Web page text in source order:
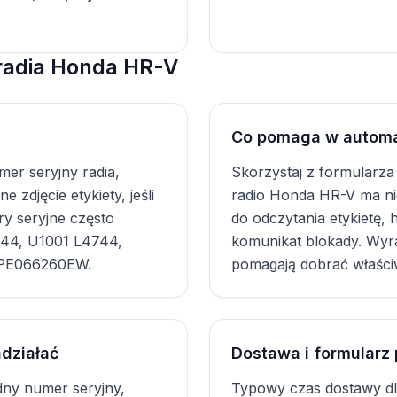
Honda HR-V
seryjny radia,
zdjęcie etykiety, jeśli
seryjne często
U1001 L4744,
Co pomaga w
Skorzystaj z
radio Honda HR-V ma
do odczytania etykietę,
komunikat blokady.
pomagają dobrać
numer seryjny,
Dostawa i formularz
Typowy czas dostawy